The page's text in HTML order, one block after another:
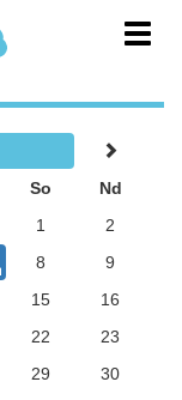
So
Nd
1
2
8
9
15
16
22
23
29
30